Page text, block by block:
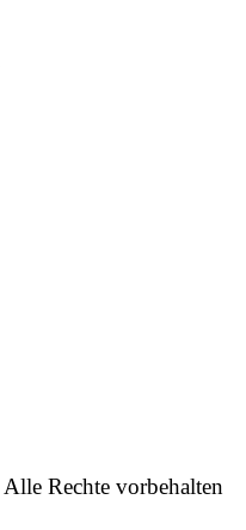
Alle Rechte vorbehalten